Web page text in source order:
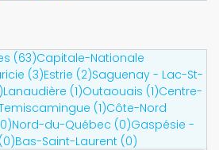
(63)Capitale-Nationale
(3)Estrie (2)Saguenay - Lac-St-
Lanaudière (1)Outaouais (1)Centre-
(1)Côte-Nord
Nord-du-Québec (0)Gaspésie -
Bas-Saint-Laurent (0)